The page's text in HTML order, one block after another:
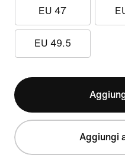
EU 47
EU 49.5
Aggiungi